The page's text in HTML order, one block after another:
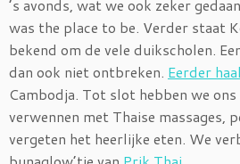
’s avonds, wat we ook zeker
was the place to be. Verder staat
bekend om de vele duikscholen.
dan ook niet ontbreken. Eerder
Cambodja. Tot slot hebben we
verwennen met Thaise massages,
vergeten het heerlijke eten. We